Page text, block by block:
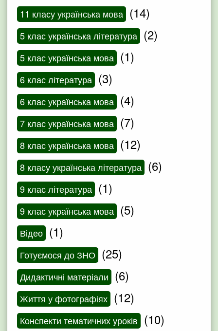
11 класу українська мова (14)
5 клас українська література (2)
5 клас українська мова (1)
6 клас література (3)
6 клас українська мова (4)
7 клас українська мова (7)
8 клас українська мова (12)
8 класу українська література (6)
9 клас література (1)
9 клас українська мова (5)
Відео (1)
Готуємося до ЗНО (25)
Дидактичні матеріали (6)
Життя у фотографіях (12)
Конспекти тематичних уроків (10)